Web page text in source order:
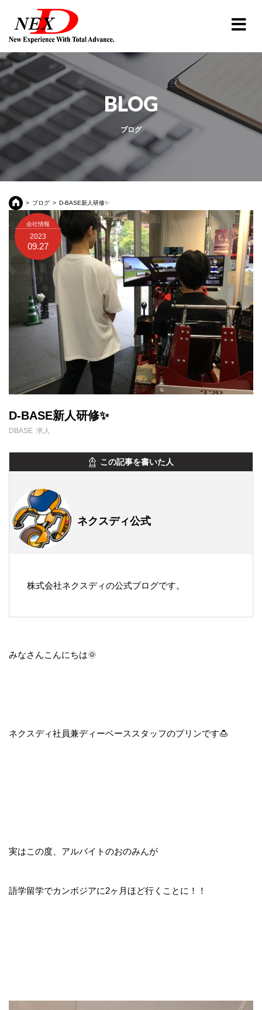
BLOG
ブログ
ブログ D-BASE新人研修✨
会社情報
2023
09.27
D-BASE新人研修✨
DBASE 求人
この記事を書いた人
ネクスディ公式
株式会社ネクスディの公式ブログです。
みなさんこんにちは🌞
ネクスディ社員兼ディーベーススタッフのプリンです🍮
実はこの度、アルバイトのおのみんが
語学留学でカンボジアに2ヶ月ほど行くことに！！